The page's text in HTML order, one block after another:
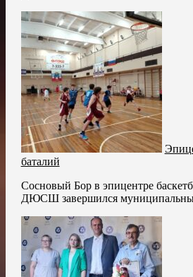
баталий
Сосновый Бор в эпицентре
ДЮСШ завершился